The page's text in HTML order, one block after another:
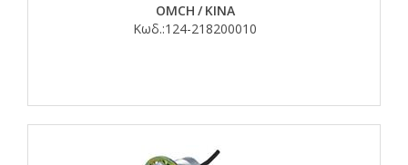
OMCH / ΚΙΝΑ
Κωδ.:124-218200010